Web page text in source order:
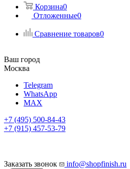
Корзина0
Отложенные0
Сравнение товаров0
Ваш город
Москва
Telegram
WhatsApp
MAX
+7 (495) 500-84-43
+7 (915) 457-53-79
Заказать звонок info@shopfinish.ru